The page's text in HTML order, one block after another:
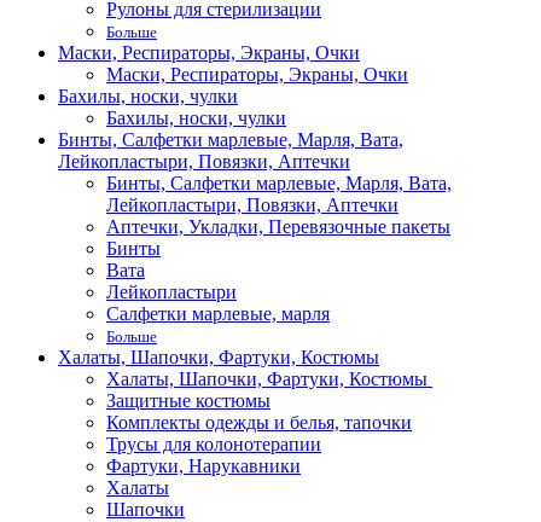
Рулоны для стерилизации
Больше
Маски, Респираторы, Экраны, Очки
Маски, Респираторы, Экраны, Очки
Бахилы, носки, чулки
Бахилы, носки, чулки
Бинты, Салфетки марлевые, Марля, Вата,
Лейкопластыри, Повязки, Аптечки
Бинты, Салфетки марлевые, Марля, Вата,
Лейкопластыри, Повязки, Аптечки
Аптечки, Укладки, Перевязочные пакеты
Бинты
Вата
Лейкопластыри
Салфетки марлевые, марля
Больше
Халаты, Шапочки, Фартуки, Костюмы
Халаты, Шапочки, Фартуки, Костюмы
Защитные костюмы
Комплекты одежды и белья, тапочки
Трусы для колонотерапии
Фартуки, Нарукавники
Халаты
Шапочки